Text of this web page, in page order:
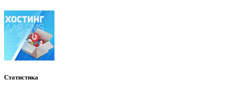
Статистика